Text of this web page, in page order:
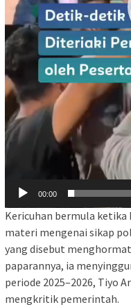
00:00
Kericuhan bermula
materi mengenai sikap
yang disebut
paparannya, ia
periode 2025–2026, Tiyo
mengkritik pemerintah.